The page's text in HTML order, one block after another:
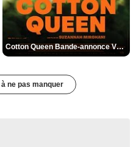
Cotton Queen Bande-annonce VO STFR
ne pas manquer